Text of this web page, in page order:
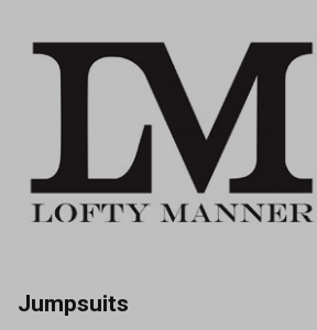
Jumpsuits